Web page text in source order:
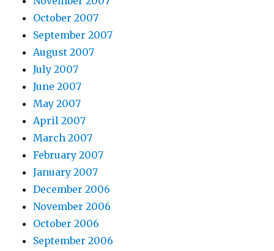
October 2007
September 2007
August 2007
July 2007
June 2007
May 2007
April 2007
March 2007
February 2007
January 2007
December 2006
November 2006
October 2006
September 2006